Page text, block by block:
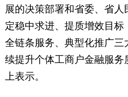
展的决策部署和省委、省
定稳中求进、提质增效目标
全链条服务、典型化推广三
续提升个体工商户金融服务
上表示。